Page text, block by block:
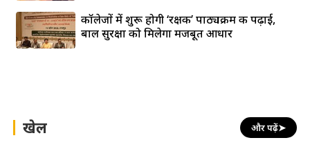
कॉलेजों में शुरू होगी ‘रक्षक’ पाठ्यक्रम की पढ़ाई,
बाल सुरक्षा को मिलेगा मजबूत आधार
खेल और पढ़ें➤